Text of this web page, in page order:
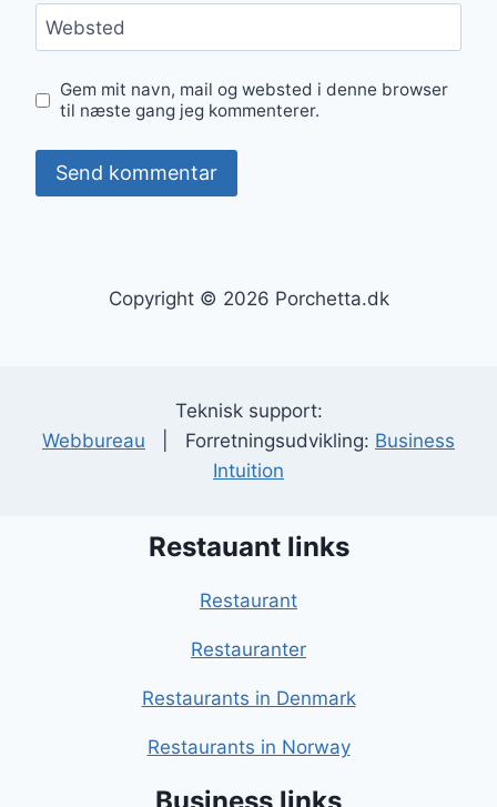
Websted
Gem mit navn, mail og websted i denne browser
til næste gang jeg kommenterer.
Copyright © 2026 Porchetta.dk
Teknisk support:
Webbureau | Forretningsudvikling: Business
Intuition
Restauant links
Restaurant
Restauranter
Restaurants in Denmark
Restaurants in Norway